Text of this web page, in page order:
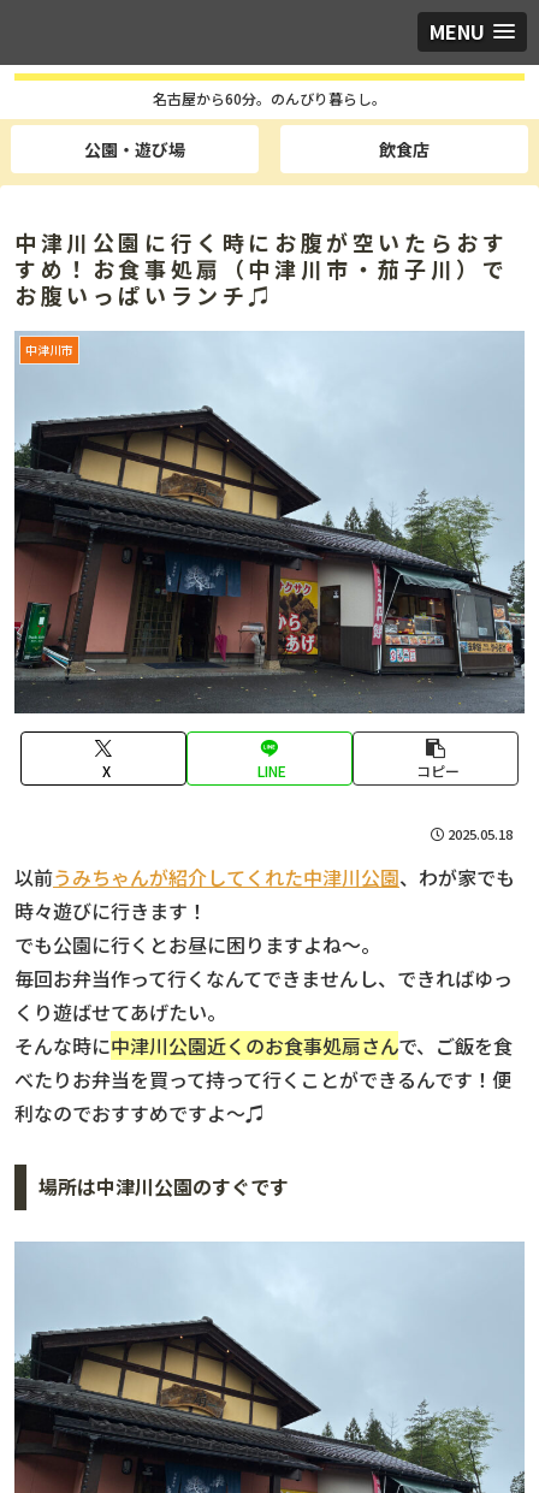
MENU
名古屋から60分。のんびり暮らし。
公園・遊び場 飲食店
中津川公園に行く時にお腹が空いたらおす
すめ！お食事処扇（中津川市・茄子川）で
お腹いっぱいランチ♫
中津川市
X LINE コピー
2025.05.18
以前うみちゃんが紹介してくれた中津川公園、わが家でも
時々遊びに行きます！
でも公園に行くとお昼に困りますよね〜。
毎回お弁当作って行くなんてできませんし、できればゆっ
くり遊ばせてあげたい。
そんな時に中津川公園近くのお食事処扇さんで、ご飯を食
べたりお弁当を買って持って行くことができるんです！便
利なのでおすすめですよ〜♫
場所は中津川公園のすぐです